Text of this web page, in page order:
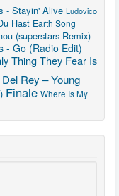
- Stayin' Alive Ludovico
Hast Earth Song
(superstars Remix)
- Go (Radio Edit)
Thing They Fear Is
Rey – Young
Finale Where Is My